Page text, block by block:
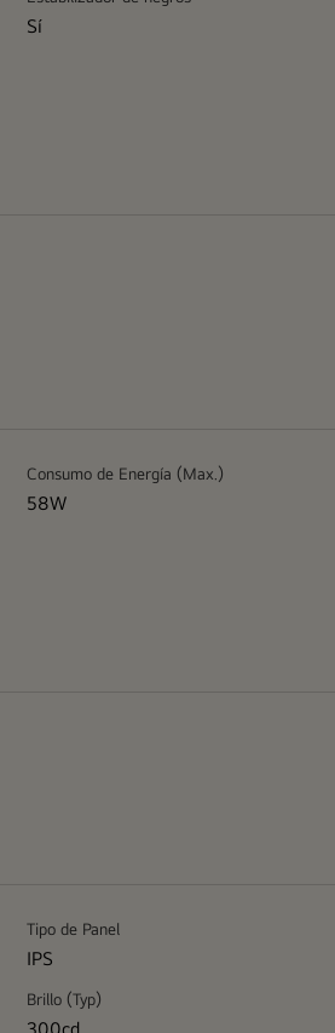
Sí
Consumo de Energía (Max.)
58W
Tipo de Panel
IPS
Brillo (Typ)